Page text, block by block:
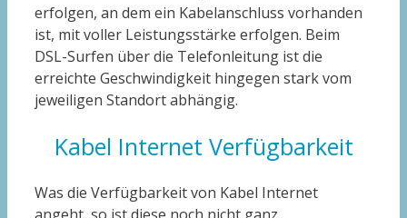
erfolgen, an dem ein Kabelanschluss vorhanden
ist, mit voller Leistungsstärke erfolgen. Beim
DSL-Surfen über die Telefonleitung ist die
erreichte Geschwindigkeit hingegen stark vom
jeweiligen Standort abhängig.
Kabel Internet Verfügbarkeit
Was die Verfügbarkeit von Kabel Internet